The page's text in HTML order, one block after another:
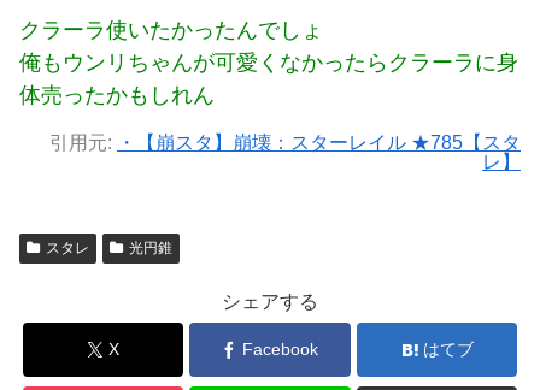
クラーラ使いたかったんでしょ
俺もウンリちゃんが可愛くなかったらクラーラに身
体売ったかもしれん
引用元:
・【崩スタ】崩壊：スターレイル ★785【スタ
レ】
スタレ 光円錐
シェアする
X Facebook はてブ